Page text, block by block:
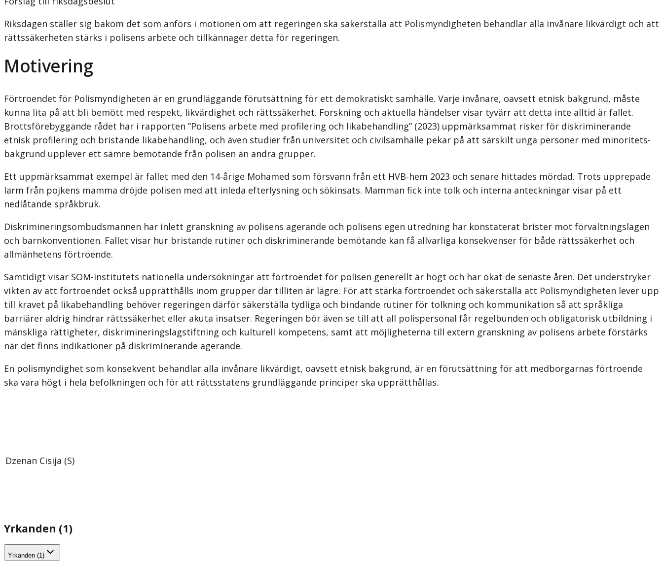
Riksdagen ställer sig bakom det som anförs i motionen om att regeringen ska säkerställa att Polismyndigheten behandlar alla invånare likvärdigt och att
rättssäkerheten stärks i polisens arbete och tillkännager detta för regeringen.
Motivering
Förtroendet för Polismyndigheten är en grundläggande förutsättning för ett demokratiskt samhälle. Varje invånare, oavsett etnisk bakgrund, måste
kunna lita på att bli bemött med respekt, likvärdighet och rättssäkerhet. Forskning och aktuella händelser visar tyvärr att detta inte alltid är fallet.
Brottsförebyggande rådet har i rapporten ”Polisens arbete med profilering och likabehandling” (2023) uppmärksammat risker för diskriminerande
etnisk profilering och bristande likabehandling, och även studier från universitet och civilsamhälle pekar på att särskilt unga personer med minoritets­
bakgrund upplever ett sämre bemötande från polisen än andra grupper.
Ett uppmärksammat exempel är fallet med den 14-årige Mohamed som försvann från ett HVB-hem 2023 och senare hittades mördad. Trots upprepade
larm från pojkens mamma dröjde polisen med att inleda efterlysning och sökinsats. Mamman fick inte tolk och interna anteckningar visar på ett
nedlåtande språkbruk.
Diskrimineringsombudsmannen har inlett granskning av polisens agerande och polisens egen utredning har konstaterat brister mot förvaltningslagen
och barnkonven­tionen. Fallet visar hur bristande rutiner och diskriminerande bemötande kan få allvarliga konsekvenser för både rättssäkerhet och
allmänhetens förtroende.
Samtidigt visar SOM-institutets nationella undersökningar att förtroendet för polisen generellt är högt och har ökat de senaste åren. Det understryker
vikten av att förtroendet också upprätthålls inom grupper där tilliten är lägre. För att stärka förtroendet och säkerställa att Polismyndigheten lever upp
till kravet på likabehandling behöver regeringen därför säkerställa tydliga och bindande rutiner för tolkning och kommuni­kation så att språkliga
barriärer aldrig hindrar rättssäkerhet eller akuta insatser. Regeringen bör även se till att all polispersonal får regelbunden och obligatorisk utbildning i
mänskliga rättigheter, diskrimineringslagstiftning och kulturell kompetens, samt att möjligheterna till extern granskning av polisens arbete förstärks
när det finns indikationer på diskriminerande agerande.
En polismyndighet som konsekvent behandlar alla invånare likvärdigt, oavsett etnisk bakgrund, är en förutsättning för att medborgarnas förtroende
ska vara högt i hela befolkningen och för att rättsstatens grundläggande principer ska upprätthållas.
Dzenan Cisija (S)
Yrkanden (1)
Yrkanden (1)